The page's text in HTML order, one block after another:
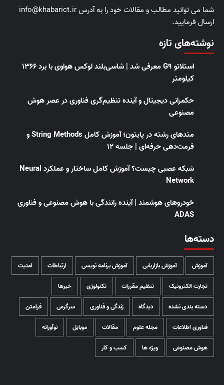
شما می توانید مطالب و مقالات خود را به آدرس info@khabarict.ir
ارسال فرمایید.
نوشته‌های تازه
استلاتو G9 معرفی شد | شاسی‌بلند لوکس هواوی با برد ۱۳۶۶
کیلومتر
حکمرانی دیجیتال و آینده تنظیم‌گری فناوری در عصر هوش
مصنوعی
متدهای رشته در پایتون؛ آموزش کامل String Methods و
فرمت‌دهی حرفه‌ای | جلسه ۱۲
شبکه عصبی چیست؟ آموزش کامل ساختار و عملکرد Neural
Network
خودروهای هوشمند | آینده رانندگی با هوش مصنوعی و فناوری
ADAS
دسته‌ها
آموزش آموزش بازاریابی آموزش برنامه نویسی ارتباطات امنیت
تجارت الکترونیک تنظیم مقررات تکنولوژی خبرها
دسته بندی نشده دیدگاه زندگی و فناوری سرگرمی فرامتن
فناوری اطلاعات مجله علوم مقالات موبایل نوآورانه
هوش مصنوعی ویژه ها کسب و کار